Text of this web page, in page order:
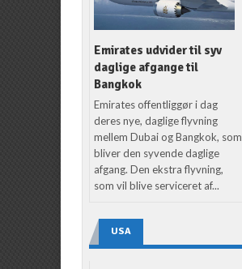
Emirates udvider til syv
daglige afgange til
Bangkok
Emirates offentliggør i dag
deres nye, daglige flyvning
mellem Dubai og Bangkok, som
bliver den syvende daglige
afgang. Den ekstra flyvning,
som vil blive serviceret af...
USA